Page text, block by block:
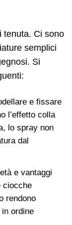
tenuta. Ci sono
semplici
Si
e fissare
l’effetto colla
lo spray non
dal
e vantaggi
ciocche
rendono
ordine